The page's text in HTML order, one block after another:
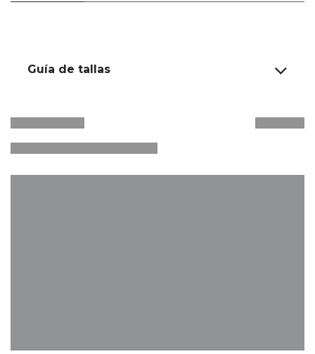
Guía de tallas